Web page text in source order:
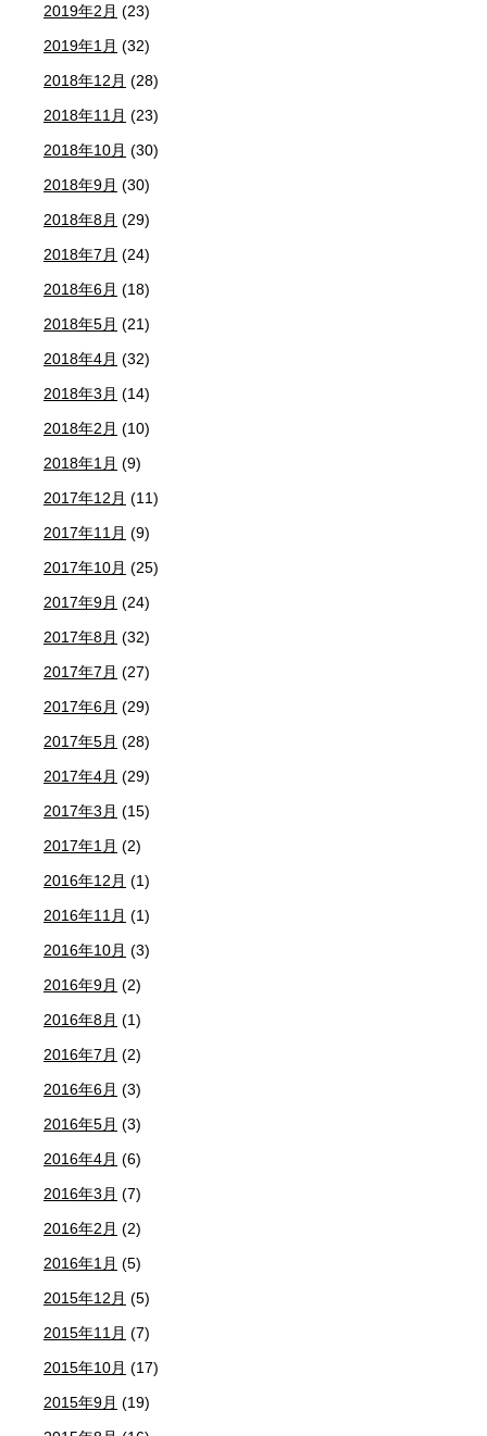
2019年2月 (23)
2019年1月 (32)
2018年12月 (28)
2018年11月 (23)
2018年10月 (30)
2018年9月 (30)
2018年8月 (29)
2018年7月 (24)
2018年6月 (18)
2018年5月 (21)
2018年4月 (32)
2018年3月 (14)
2018年2月 (10)
2018年1月 (9)
2017年12月 (11)
2017年11月 (9)
2017年10月 (25)
2017年9月 (24)
2017年8月 (32)
2017年7月 (27)
2017年6月 (29)
2017年5月 (28)
2017年4月 (29)
2017年3月 (15)
2017年1月 (2)
2016年12月 (1)
2016年11月 (1)
2016年10月 (3)
2016年9月 (2)
2016年8月 (1)
2016年7月 (2)
2016年6月 (3)
2016年5月 (3)
2016年4月 (6)
2016年3月 (7)
2016年2月 (2)
2016年1月 (5)
2015年12月 (5)
2015年11月 (7)
2015年10月 (17)
2015年9月 (19)